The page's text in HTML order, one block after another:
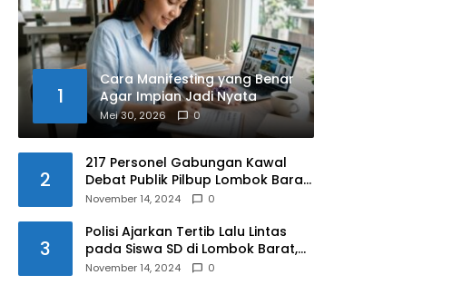
1
Cara Manifesting yang Benar
Agar Impian Jadi Nyata
Mei 30, 2026 0
2
217 Personel Gabungan Kawal
Debat Publik Pilbup Lombok Barat
2024
November 14, 2024 0
3
Polisi Ajarkan Tertib Lalu Lintas
pada Siswa SD di Lombok Barat,
Apa Saja Materinya?
November 14, 2024 0